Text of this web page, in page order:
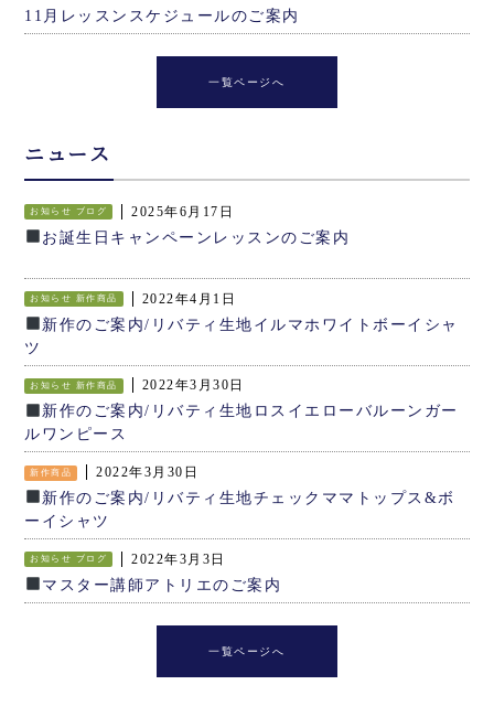
11月レッスンスケジュールのご案内
一覧ページへ
ニュース
お知らせ ブログ 2025年6月17日
お誕生日キャンペーンレッスンのご案内
お知らせ 新作商品 2022年4月1日
新作のご案内/リバティ生地イルマホワイトボーイシャ
ツ
お知らせ 新作商品 2022年3月30日
新作のご案内/リバティ生地ロスイエローバルーンガー
ルワンピース
新作商品 2022年3月30日
新作のご案内/リバティ生地チェックママトップス&ボ
ーイシャツ
お知らせ ブログ 2022年3月3日
マスター講師アトリエのご案内
一覧ページへ